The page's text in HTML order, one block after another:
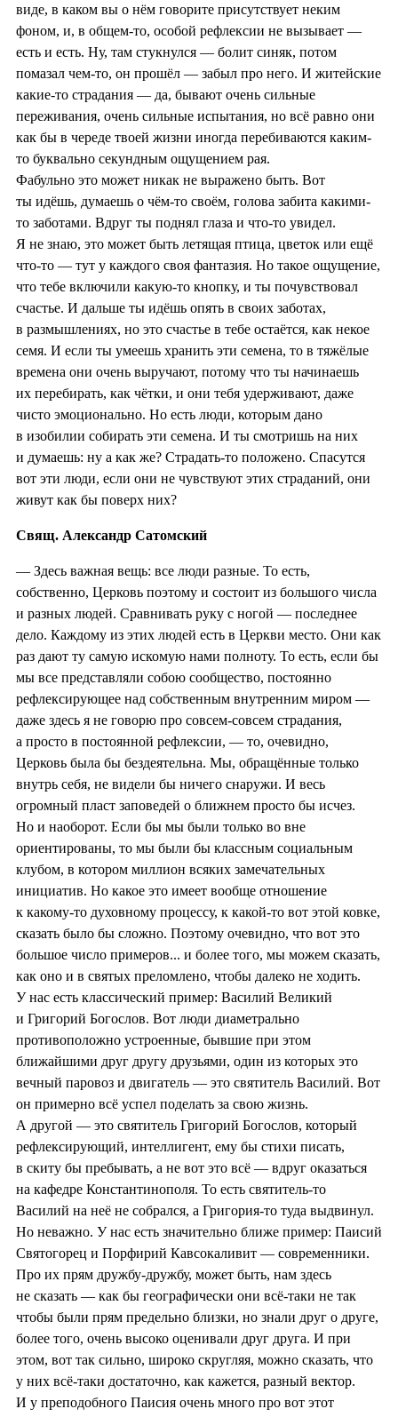
виде, в каком вы о нём говорите присутствует неким
фоном, и, в общем-то, особой рефлексии не вызывает —
есть и есть. Ну, там стукнулся — болит синяк, потом
помазал чем-то, он прошёл — забыл про него. И житейские
какие-то страдания — да, бывают очень сильные
переживания, очень сильные испытания, но всё равно они
как бы в череде твоей жизни иногда перебиваются каким-
то буквально секундным ощущением рая.
Фабульно это может никак не выражено быть. Вот
ты идёшь, думаешь о чём-то своём, голова забита какими-
то заботами. Вдруг ты поднял глаза и что-то увидел.
Я не знаю, это может быть летящая птица, цветок или ещё
что-то — тут у каждого своя фантазия. Но такое ощущение,
что тебе включили какую-то кнопку, и ты почувствовал
счастье. И дальше ты идёшь опять в своих заботах,
в размышлениях, но это счастье в тебе остаётся, как некое
семя. И если ты умеешь хранить эти семена, то в тяжёлые
времена они очень выручают, потому что ты начинаешь
их перебирать, как чётки, и они тебя удерживают, даже
чисто эмоционально. Но есть люди, которым дано
в изобилии собирать эти семена. И ты смотришь на них
и думаешь: ну а как же? Страдать-то положено. Спасутся
вот эти люди, если они не чувствуют этих страданий, они
живут как бы поверх них?
Свящ. Александр Сатомский
— Здесь важная вещь: все люди разные. То есть,
собственно, Церковь поэтому и состоит из большого числа
и разных людей. Сравнивать руку с ногой — последнее
дело. Каждому из этих людей есть в Церкви место. Они как
раз дают ту самую искомую нами полноту. То есть, если бы
мы все представляли собою сообщество, постоянно
рефлексирующее над собственным внутренним миром —
даже здесь я не говорю про совсем-совсем страдания,
а просто в постоянной рефлексии, — то, очевидно,
Церковь была бы бездеятельна. Мы, обращённые только
внутрь себя, не видели бы ничего снаружи. И весь
огромный пласт заповедей о ближнем просто бы исчез.
Но и наоборот. Если бы мы были только во вне
ориентированы, то мы были бы классным социальным
клубом, в котором миллион всяких замечательных
инициатив. Но какое это имеет вообще отношение
к какому-то духовному процессу, к какой-то вот этой ковке,
сказать было бы сложно. Поэтому очевидно, что вот это
большое число примеров... и более того, мы можем сказать,
как оно и в святых преломлено, чтобы далеко не ходить.
У нас есть классический пример: Василий Великий
и Григорий Богослов. Вот люди диаметрально
противоположно устроенные, бывшие при этом
ближайшими друг другу друзьями, один из которых это
вечный паровоз и двигатель — это святитель Василий. Вот
он примерно всё успел поделать за свою жизнь.
А другой — это святитель Григорий Богослов, который
рефлексирующий, интеллигент, ему бы стихи писать,
в скиту бы пребывать, а не вот это всё — вдруг оказаться
на кафедре Константинополя. То есть святитель-то
Василий на неё не собрался, а Григория-то туда выдвинул.
Но неважно. У нас есть значительно ближе пример: Паисий
Святогорец и Порфирий Кавсокаливит — современники.
Про их прям дружбу-дружбу, может быть, нам здесь
не сказать — как бы географически они всё-таки не так
чтобы были прям предельно близки, но знали друг о друге,
более того, очень высоко оценивали друг друга. И при
этом, вот так сильно, широко скругляя, можно сказать, что
у них всё-таки достаточно, как кажется, разный вектор.
И у преподобного Паисия очень много про вот этот